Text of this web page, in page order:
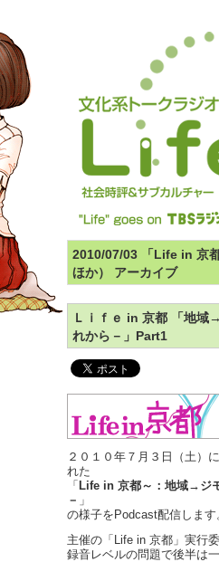
2010/07/03 「Life in 京
ほか） アーカイブ
Ｌｉｆｅ in 京都 「地域
れから－」Part1
２０１０年７月３日（土）
れた
「 Life in 京都～：地域→ジ
－ 」
の様子をPodcast配信します
主催の「Life in 京都」実行
録音レベルの問題で後半は